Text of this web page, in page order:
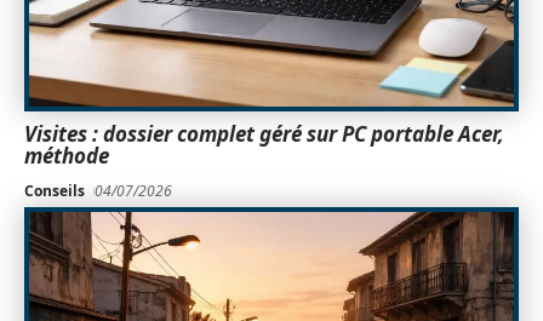
Visites : dossier complet géré sur PC portable Acer,
méthode
Conseils 04/07/2026